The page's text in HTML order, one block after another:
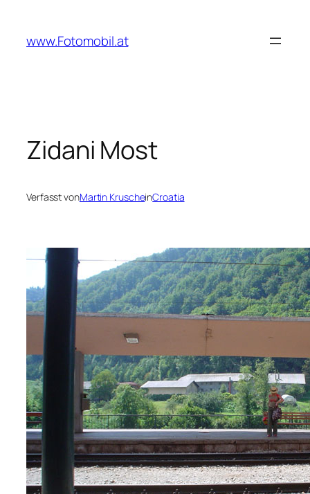
springen
www.Fotomobil.at
Zidani Most
Verfasst vonMartin KruscheinCroatia